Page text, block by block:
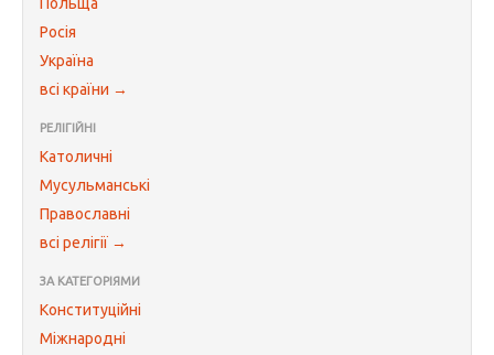
Росія
Україна
всі країни →
РЕЛІГІЙНІ
Католичні
Мусульманські
Православні
всі релігії →
ЗА КАТЕГОРІЯМИ
Конституційні
Міжнародні